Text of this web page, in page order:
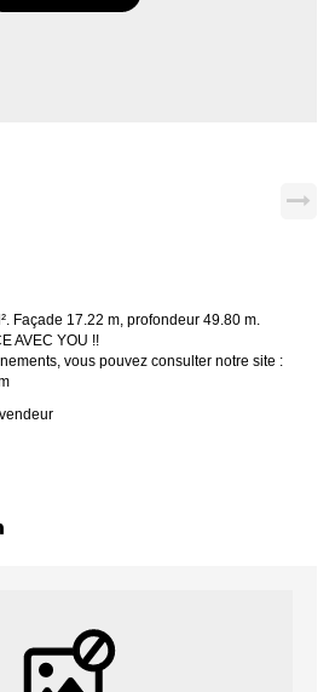
Façade 17.22 m, profondeur 49.80 m.
AVEC YOU !!
vous pouvez consulter notre site :